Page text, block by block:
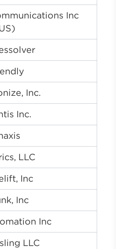
Inc
Inc.
Inc.
LLC
Inc
Inc
Inc
LLC